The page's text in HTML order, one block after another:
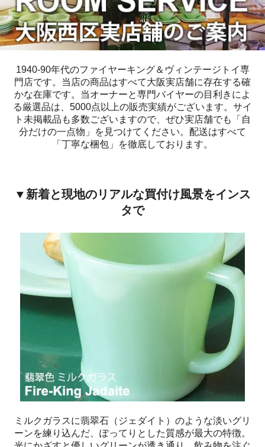
1940-90年代のファイヤーキング＆ヴィンテージトイ専
門店です。当店の商品はすべて大阪実店舗に存在する確
かな在庫です。当オーナーと専門バイヤーの目利きによ
る厳選品は、5000点以上の販売実績がございます。サイ
ト未掲載品も多数ございますので、ぜひ実店舗でも「自
分だけの一点物」を見つけてください。配送はすべて
「丁寧な梱包」を徹底しております。
▼新着と現地のリアルな買付け風景をインス
タで
ミルクガラスに翡翠石（ジェダイト）のような淡いグリ
ーンを練り込んだ、ぽってりとした質感が最大の特徴。